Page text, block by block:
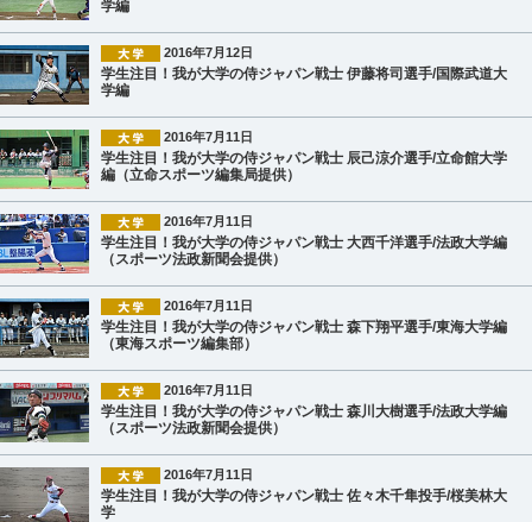
学編
2016年7月12日
学生注目！我が大学の侍ジャパン戦士 伊藤将司選手/国際武道大
学編
2016年7月11日
学生注目！我が大学の侍ジャパン戦士 辰己涼介選手/立命館大学
編（立命スポーツ編集局提供）
2016年7月11日
学生注目！我が大学の侍ジャパン戦士 大西千洋選手/法政大学編
（スポーツ法政新聞会提供）
2016年7月11日
学生注目！我が大学の侍ジャパン戦士 森下翔平選手/東海大学編
（東海スポーツ編集部）
2016年7月11日
学生注目！我が大学の侍ジャパン戦士 森川大樹選手/法政大学編
（スポーツ法政新聞会提供）
2016年7月11日
学生注目！我が大学の侍ジャパン戦士 佐々木千隼投手/桜美林大
学